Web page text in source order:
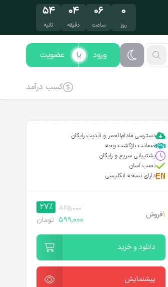
۰
روز
۰۶
ساعت
۰۴
دقیقه
۵۳
ثانیه
ورود عضویت یا
کسب درآمد
دسترسی مادام‌العمر و آپدیت رایگان
ضمانت بازگشت وجه
پشتیبانی سریع و رایگان
نصب آسان
دارای نسخه انگلیسی
1فروش
825,000
27%
599,000 تومان
دانلود و خرید
پیشنمایش